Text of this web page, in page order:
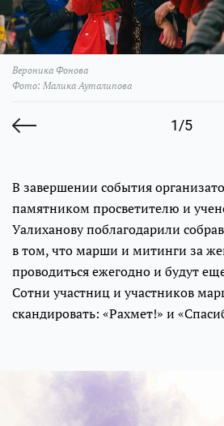
1/5
Вероника Фонова
Фото: Малика Ауталипова
В завершении события
памятником просветителю и
Уалиханову поблагодарили
в том, что марши и митинги за
проводиться ежегодно и будут
Сотни участниц и участников
скандировать: «Рахмет!» и